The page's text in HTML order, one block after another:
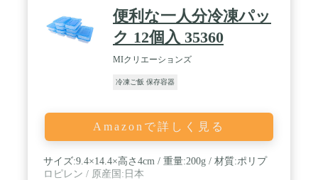
便利な一人分冷凍パッ
ク 12個入 35360
MIクリエーションズ
冷凍ご飯 保存容器
Amazonで詳しく見る
サイズ:9.4×14.4×高さ4cm / 重量:200g / 材質:ポリプ
ロピレン / 原産国:日本